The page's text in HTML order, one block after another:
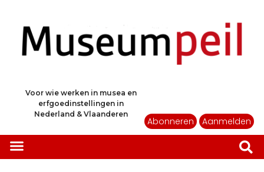
Voor wie werken in musea en
erfgoedinstellingen in
Nederland & Vlaanderen
Abonneren Aanmelden